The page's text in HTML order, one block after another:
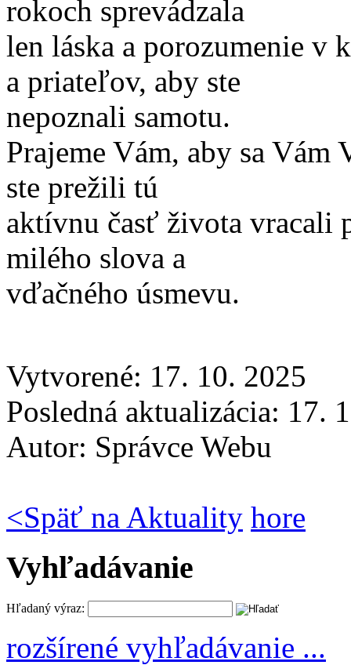
rokoch sprevádzala
len láska a porozumenie v
a priateľov, aby ste
nepoznali samotu.
Prajeme Vám, aby sa Vám
ste prežili tú
aktívnu časť života vracali
milého slova a
vďačného úsmevu.
Vytvorené: 17. 10. 2025
Posledná aktualizácia: 17.
Autor: Správce Webu
<Späť na Aktuality hore
Vyhľadávanie
Hľadaný výraz:
rozšírené vyhľadávanie ...